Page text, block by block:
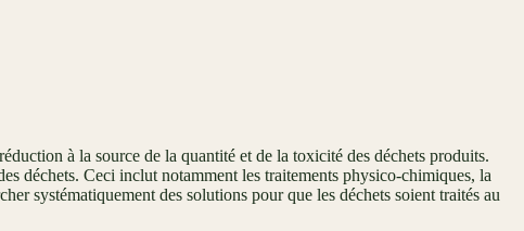
à la source de la quantité et de la toxicité des déchets produits.
déchets. Ceci inclut notamment les traitements physico-chimiques, la
systématiquement des solutions pour que les déchets soient traités au